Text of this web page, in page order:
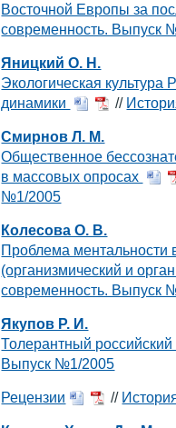
Восточной Европы за
современность. Выпуск
Яницкий О. Н.
Экологическая культура
динамики
//
Смирнов Л. М.
Общественное
в массовых опросах
№1/2005
Колесова О. В.
Проблема ментальности
(организмический и
современность. Выпуск
Якупов Р. И.
Толерантный
Выпуск №1/2005
Рецензии //